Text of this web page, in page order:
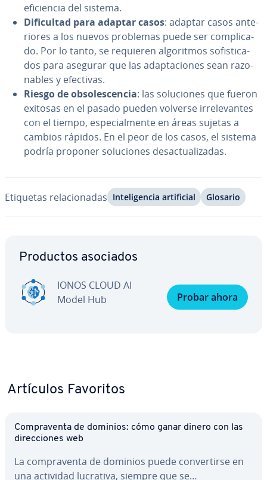
efi­cie­n­cia del sistema.
Di­fi­cu­l­tad para adaptar casos: adaptar casos an­te­
rio­res a los nuevos problemas puede ser co­m­pli­ca­
do. Por lo tanto, se requieren al­go­ri­t­mos so­fi­s­ti­ca­
dos para asegurar que las ada­p­ta­cio­nes sean ra­zo­
na­bles y efectivas.
Riesgo de ob­so­le­s­ce­n­cia: las so­lu­cio­nes que fueron
exitosas en el pasado pueden volverse irre­le­va­n­tes
con el tiempo, es­pe­cia­l­me­n­te en áreas sujetas a
cambios rápidos. En el peor de los casos, el sistema
podría proponer so­lu­cio­nes des­ac­tua­li­za­das.
Etiquetas re­la­cio­na­das In­te­li­ge­n­cia ar­ti­fi­cial Glosario
Productos asociados
IONOS CLOUD AI
Model Hub
Probar ahora
Artículos Favoritos
Co­m­pra­ve­n­ta de dominios: cómo ganar dinero con las
di­re­c­cio­nes web
La co­m­pra­ve­n­ta de dominios puede co­n­ve­r­ti­r­se en
una actividad lucrativa, siempre que se…